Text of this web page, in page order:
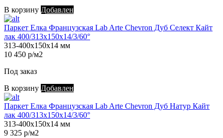
В корзину Добавлен
Паркет Елка Французская Lab Arte Chevron Дуб Селект Кайт
лак 400/313х150х14/3/60°
313-400х150х14 мм
10 450 р/м2
Под заказ
В корзину Добавлен
Паркет Елка Французская Lab Arte Chevron Дуб Натур Кайт
лак 400/313х150х14/3/60°
313-400х150х14 мм
9 325 р/м2